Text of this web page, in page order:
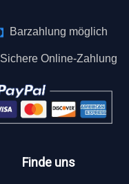
Barzahlung möglich
Sichere Online-Zahlung
Finde uns